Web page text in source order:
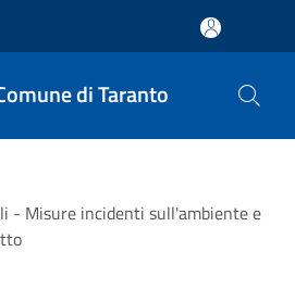
di Taranto
- Misure incidenti sull'ambiente e